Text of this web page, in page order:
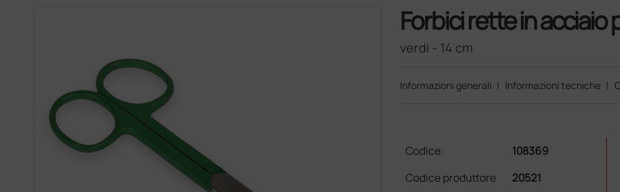
Forbici rette in acciaio
verdi - 14 cm
Informazioni generali | Informazioni tecniche |
Codice:
108369
Codice produttore
20521